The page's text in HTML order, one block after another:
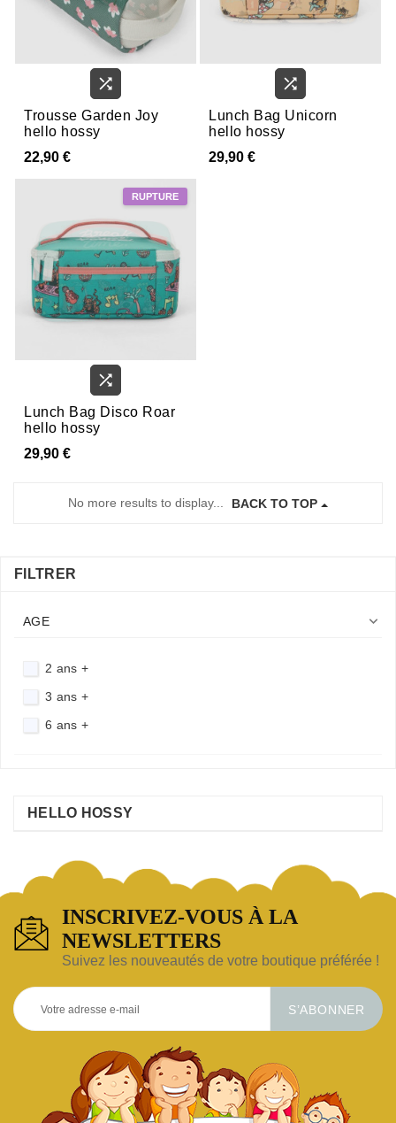

Trousse Garden Joy
hello hossy
22,90 €

Lunch Bag Unicorn
hello hossy
29,90 €

Lunch Bag Disco Roar
hello hossy
29,90 €
No more results to display... BACK TO TOP
FILTRER
AGE 
2 ans +
3 ans +
6 ans +
HELLO HOSSY
INSCRIVEZ-VOUS À LA
NEWSLETTERS
Suivez les nouveautés de votre boutique préférée !
S’ABONNER